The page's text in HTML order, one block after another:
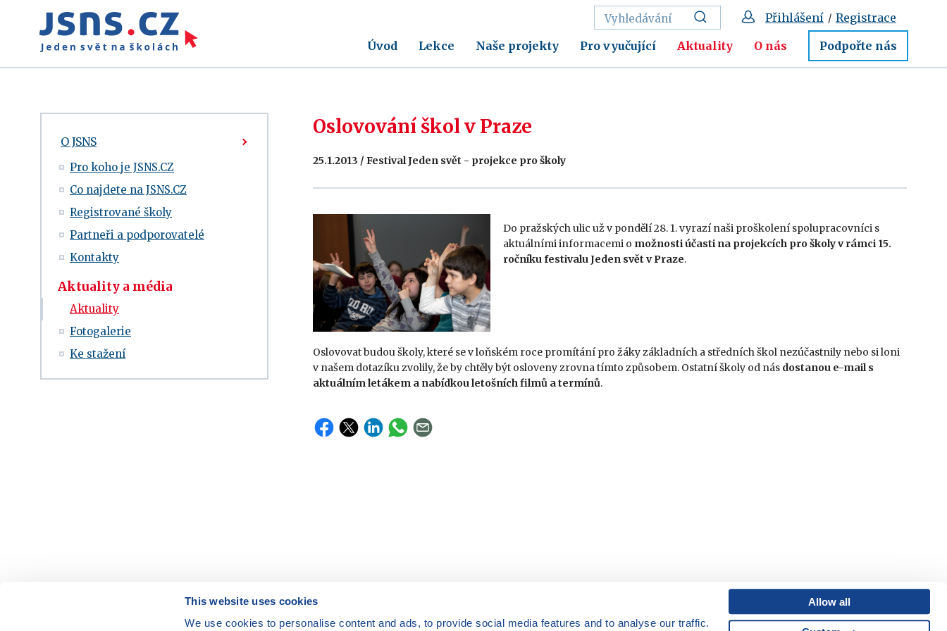
This website uses cookies
We use cookies to personalise content and ads, to provide social media features and to analyse our traffic.
Allow all
Úvod Lekce Naše projekty Pro vyučující Aktuality O nás Podpořte nás
Přihlášení / Registrace
O JSNS
Pro koho je JSNS.CZ
Co najdete na JSNS.CZ
Registrované školy
Partneři a podporovatelé
Kontakty
Aktuality a média
Aktuality
Fotogalerie
Ke stažení
Oslovování škol v Praze
25.1.2013 / Festival Jeden svět - projekce pro školy
Do pražských ulic už v pondělí 28. 1. vyrazí naši proškolení spolupracovníci s
aktuálními informacemi o možnosti účasti na projekcích pro školy v rámci 15.
ročníku festivalu Jeden svět v Praze.
Oslovovat budou školy, které se v loňském roce promítání pro žáky základních a středních škol nezúčastnily nebo si loni
v našem dotazíku zvolily, že by chtěly být osloveny zrovna tímto způsobem. Ostatní školy od nás dostanou e-mail s
aktuálním letákem a nabídkou letošních filmů a termínů.